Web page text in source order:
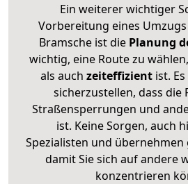
Ein weiterer wichtiger
Vorbereitung eines
Bramsche ist diePlanung
wichtig, eine Route zu
als auch zeiteffizientist. Es
sicherzustellen, dass die
Straßensperrungen und
ist. Keine Sorgen, auch
Spezialisten und übernehmen
damit Sie sich auf andere
konzentrieren